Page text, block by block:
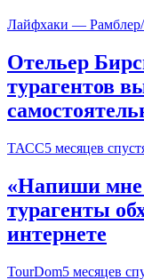
Лайфхаки — Рамблер/
Отельер
турагентов
ТАСС5 месяцев
«Напиши
турагенты
интернете
TourDom5 месяцев